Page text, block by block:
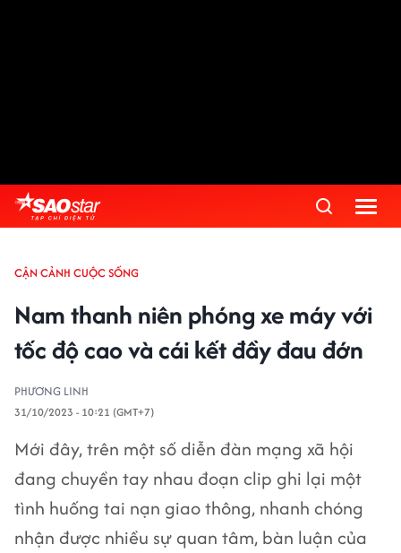
CẬN CẢNH CUỘC SỐNG
Nam thanh niên phóng xe máy với
tốc độ cao và cái kết đầy đau đớn
PHƯƠNG LINH
31/10/2023 - 10:21 (GMT+7)
Mới đây, trên một số diễn đàn mạng xã hội
đang chuyền tay nhau đoạn clip ghi lại một
tình huống tai nạn giao thông, nhanh chóng
nhận được nhiều sự quan tâm, bàn luận của